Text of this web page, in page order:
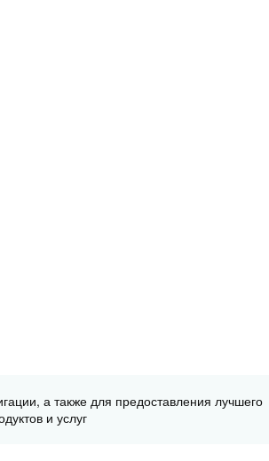
а также для предоставления лучшего
и услуг